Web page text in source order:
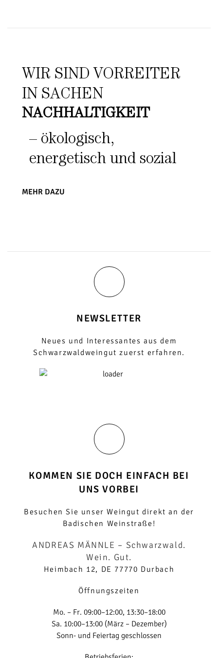
WIR SIND VORREITER
IN SACHEN
NACHHALTIGKEIT
– ökologisch,
energetisch und sozial
MEHR DAZU
NEWSLETTER
Neues und Interessantes aus dem
Schwarzwaldweingut zuerst erfahren.
KOMMEN SIE DOCH EINFACH BEI
UNS VORBEI
Besuchen Sie unser Weingut direkt an der
Badischen Weinstraße!
ANDREAS MÄNNLE – Schwarzwald.
Wein. Gut.
Heimbach 12, DE 77770 Durbach
Öffnungszeiten
Mo. – Fr. 09:00–12:00, 13:30–18:00
Sa. 10:00–13:00 (März – Dezember)
Sonn- und Feiertag geschlossen